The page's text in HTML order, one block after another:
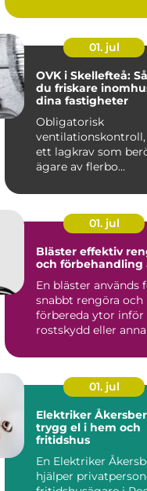
01. jul
OVK i Skellefteå:
du friskare
dina fastigheter
Obligatorisk
ventilationskontroll,
ett lagkrav som
ägare av flerbo...
01. jul
Bläster effektiv rengöring
och förbehandling
En bläster används
snabbt rengöra och
förbereda ytor
rostskydd eller
01. jul
Elektriker
trygg el i hem och
fritidshus
En Elektriker
hjälper